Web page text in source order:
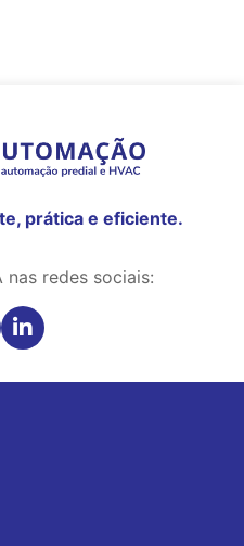
prática e eficiente.
nas redes sociais: